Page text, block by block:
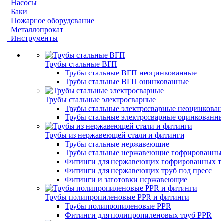
Насосы
Баки
Пожарное оборудование
Металлопрокат
Инструменты
Трубы стальные ВГП
Трубы стальные ВГП неоцинкованные
Трубы стальные ВГП оцинкованные
Трубы стальные электросварные
Трубы стальные электросварные
Трубы стальные электросварные
Трубы из нержавеющей стали и фитинги
Трубы стальные нержавеющие
Трубы стальные нержавеющие
Фитинги для нержавеющих гофрированных
Фитинги для нержавеющих труб под пресс
Фитинги и заготовки нержавеющие
Трубы полипропиленовые PPR и фитинги
Трубы полипропиленовые PPR
Фитинги для полипропиленовых труб PPR